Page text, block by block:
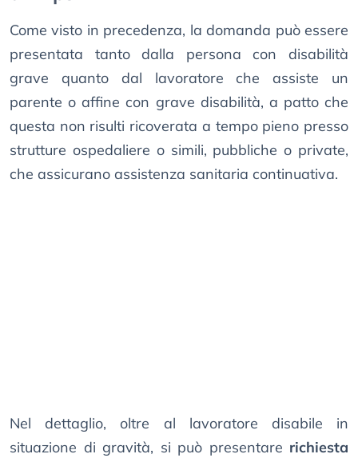
Come visto in precedenza, la domanda può essere
presentata tanto dalla persona con disabilità
grave quanto dal lavoratore che assiste un
parente o affine con grave disabilità, a patto che
questa non risulti ricoverata a tempo pieno presso
strutture ospedaliere o simili, pubbliche o private,
che assicurano assistenza sanitaria continuativa.
Nel dettaglio, oltre al lavoratore disabile in
situazione di gravità, si può presentare richiesta